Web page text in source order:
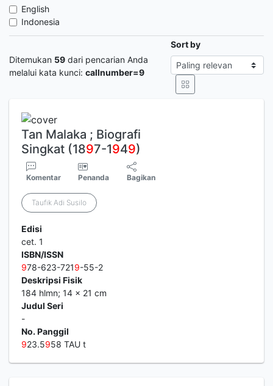
English
Indonesia
Ditemukan 59 dari pencarian Anda
melalui kata kunci: callnumber=9
Sort by
Tan Malaka ; Biografi
Singkat (1897-1949)
Komentar Penanda Bagikan
Taufik Adi Susilo
Edisi
cet. 1
ISBN/ISSN
978-623-7219-55-2
Deskripsi Fisik
184 hlmn; 14 x 21 cm
Judul Seri
-
No. Panggil
923.5958 TAU t